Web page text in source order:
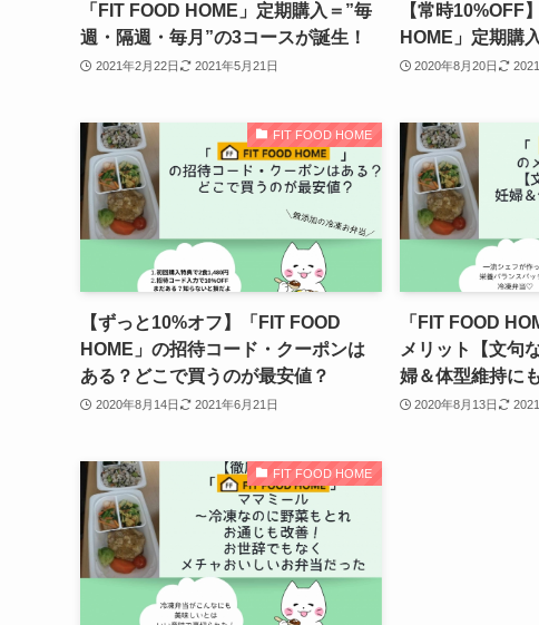
「FIT FOOD HOME」定期購入＝”毎
週・隔週・毎月”の3コースが誕生！
2021年2月22日 2021年5月21日
【常時10%OFF
HOME」定期購
2020年8月20日
FIT FOOD HOME
【ずっと10%オフ】「FIT FOOD
HOME」の招待コード・クーポンは
ある？どこで買うのが最安値？
2020年8月14日 2021年6月21日
「FIT FOOD
メリット【文句
婦＆体型維持に
2020年8月13日
FIT FOOD HOME